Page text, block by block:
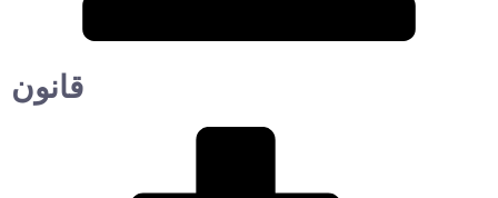
قانون